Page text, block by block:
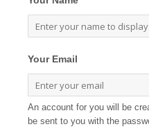
Your Email
An account for you will be
be sent to you with the